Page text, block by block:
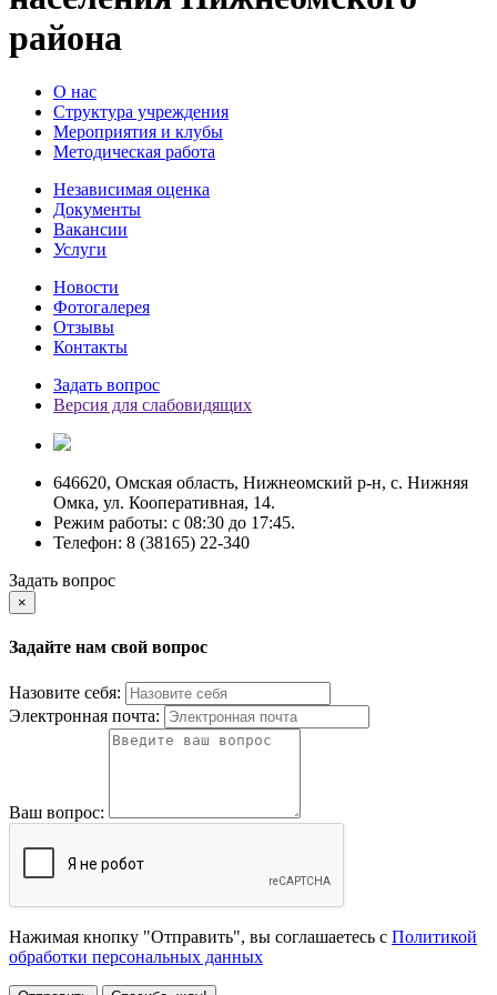
района
О нас
Структура учреждения
Мероприятия и клубы
Методическая работа
Независимая оценка
Документы
Вакансии
Услуги
Новости
Фотогалерея
Отзывы
Контакты
Задать вопрос
Версия для слабовидящих
646620, Омская область, Нижнеомский р-н, с. Нижняя
Омка, ул. Кооперативная, 14.
Режим работы: c 08:30 до 17:45.
Телефон: 8 (38165) 22-340
Задать вопрос
×
Задайте нам свой вопрос
Назовите себя:
Электронная почта:
Ваш вопрос:
Нажимая кнопку "Отправить", вы соглашаетесь с Политикой
обработки персональных данных